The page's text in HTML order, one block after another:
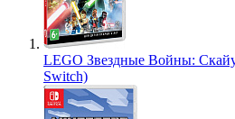
LEGO Звездные Войны:
Switch)